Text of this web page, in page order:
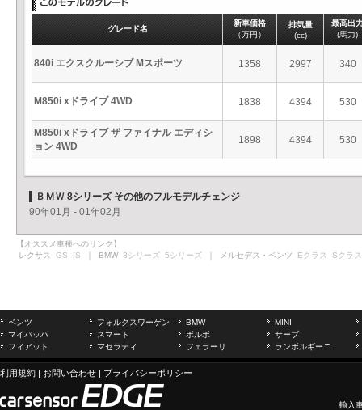
グレード名
新車価格
（万円）
排気量
(cc)
最高出
(馬力)
840i エクスクルーシブ Mスポーツ 1358 2997 340
M850i xドライブ 4WD 1838 4394 530
M850i xドライブ ザ ファイナル エディシ
ョン 4WD
1898 4394 530
ＢＭＷ 8シリーズ その他のフルモデルチェンジ
90年01月 - 01年02月
【オススメ車種へのリンク】
レクサス GS IS ｜ BMW 3シリーズ 5シリーズ ｜ メルセデス・ベンツ Eクラス Sクラス
ベンツ フォルクスワーゲン BMW
MINI
マイバッハ
スマート ボルボ
サーブ
フィアット
マセラティ フェラーリ ランボルギーニ
利用規約 | お問い合わせ | プライバシーポリシー
輸入